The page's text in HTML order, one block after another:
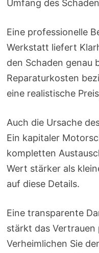
Umfang des
Eine professionelle
Werkstatt liefert
den Schaden genau
Reparaturkosten
eine realistische
Auch die Ursache
Ein kapitaler
kompletten
Wert stärker als
auf diese Details.
Eine transparente
stärkt das
Verheimlichen Sie